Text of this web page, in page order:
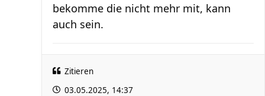
bekomme die nicht mehr mit, kann
auch sein.
Zitieren
03.05.2025, 14:37